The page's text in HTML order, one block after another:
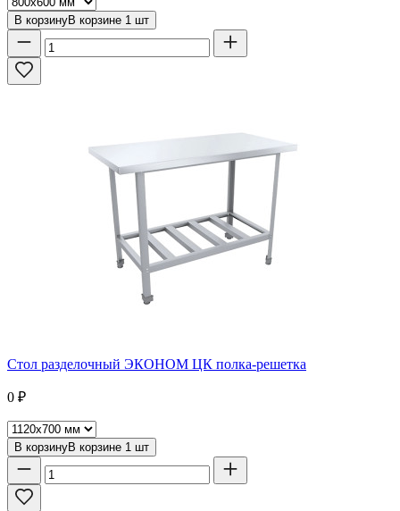
В корзинуВ корзине 1 шт
Стол разделочный ЭКОНОМ ЦК полка-решетка
0 ₽
В корзинуВ корзине 1 шт